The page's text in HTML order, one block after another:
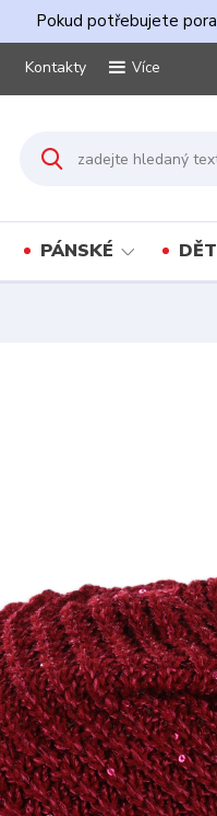
Pokud potřebujete
Kontakty Více
PÁNSKÉ